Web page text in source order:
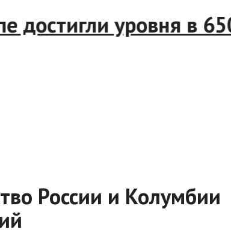
достигли уровня
России и Колумбии